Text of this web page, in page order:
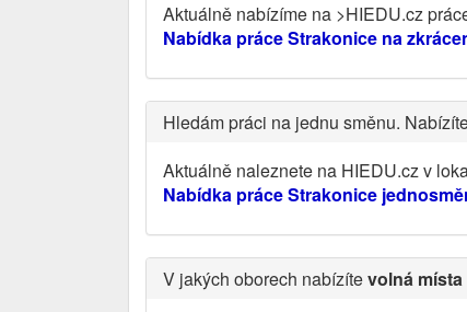
Aktuálně nabízíme na >HIEDU.cz
Nabídka práce Strakonice na
Hledám práci na jednu směnu.
Aktuálně naleznete na HIEDU.cz v
Nabídka práce Strakonice
V jakých oborech nabízítevolná